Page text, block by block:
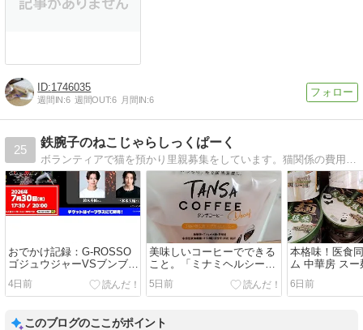
1746035
週間IN:6 週間OUT:6 月間IN:6
25
鉄腕子のねこじゃらしっくぱーく
ボランティアで猫を預かり里親募集をしています。猫関係の費用のために懸賞/プレゼント・各種モニター記事を書いています。
おでかけ記録：G-ROSSO
ゴジュウジャーVSブンブン
ジャー２０２６．７．３０
4日前
美味しいコーヒーでできる
こと。「ミナミヘルシーフ
ーズ タンサコーヒー」
5日前
本格味！医食
ム 中華房 スー
塩味）
6日前
このブログのここがポイント